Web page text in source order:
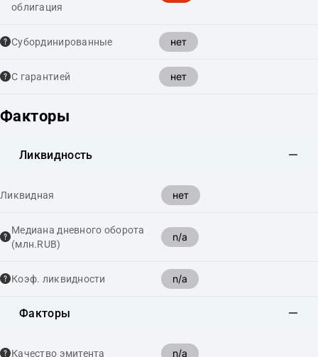
облигация
Cубординированные нет
С гарантией нет
Факторы
Ликвидность
Ликвидная нет
Медиана дневного оборота
(млн.RUB)
n/a
Коэф. ликвидности n/a
Факторы
Качество эмитента n/a